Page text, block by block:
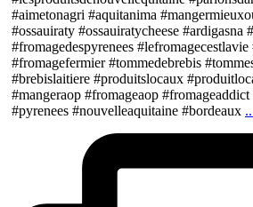
#aimetonagri #aquitanima
#ossauiraty #ossauiratycheese #ardigasna
#fromagedespyrenees
#fromagefermier #tommedebrebis
#brebislaitiere #produitslocaux
#mangeraop #fromageaop #fromageaddict
#pyrenees #nouvelleaquitaine #bordeaux